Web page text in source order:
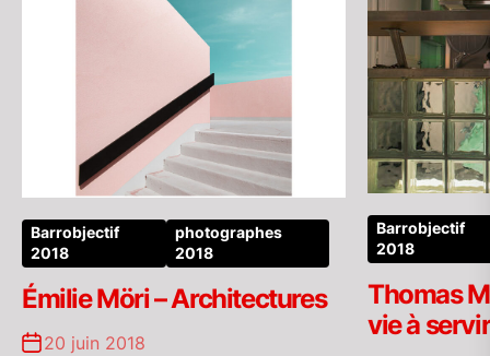
Barrobjectif
2018
photographes
2018
Émilie Möri – Architectures
20 juin 2018
Barrobjectif
2018
Thomas
vie à servir